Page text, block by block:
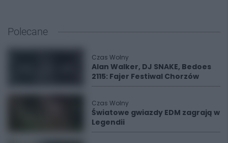
Polecane
Czas Wolny
Alan Walker, DJ SNAKE, Bedoes
2115: Fajer Festiwal Chorzów
Czas Wolny
Światowe gwiazdy EDM zagrają w
Legendii